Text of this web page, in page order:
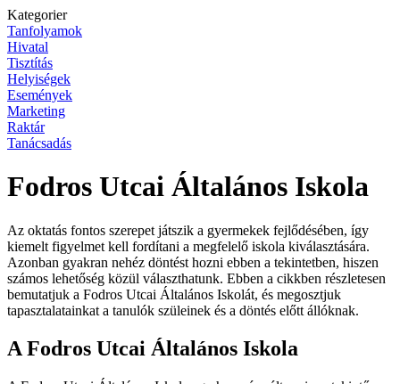
Kategorier
Tanfolyamok
Hivatal
Tisztítás
Helyiségek
Események
Marketing
Raktár
Tanácsadás
Fodros Utcai Általános Iskola
Az oktatás fontos szerepet játszik a gyermekek fejlődésében, így
kiemelt figyelmet kell fordítani a megfelelő iskola kiválasztására.
Azonban gyakran nehéz döntést hozni ebben a tekintetben, hiszen
számos lehetőség közül választhatunk. Ebben a cikkben részletesen
bemutatjuk a Fodros Utcai Általános Iskolát, és megosztjuk
tapasztalatainkat a tanulók szüleinek és a döntés előtt állóknak.
A Fodros Utcai Általános Iskola